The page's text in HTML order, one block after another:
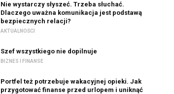
Nie wystarczy słyszeć. Trzeba słuchać.
Dlaczego uważna komunikacja jest podstawą
bezpiecznych relacji?
AKTUALNOŚCI
Szef wszystkiego nie dopilnuje
BIZNES I FINANSE
Portfel też potrzebuje wakacyjnej opieki. Jak
przygotować finanse przed urlopem i uniknąć